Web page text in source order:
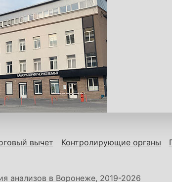
вычет Контролирующие органы
анализов в Воронеже, 2019-2026